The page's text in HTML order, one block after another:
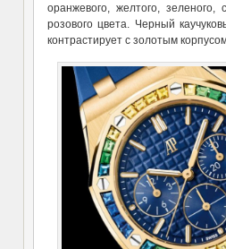
оранжевого, желтого, зеленого,
розового цвета. Черный
контрастирует с золотым